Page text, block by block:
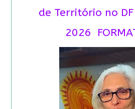
de Território no
2026